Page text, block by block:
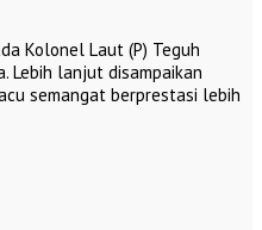
Kolonel Laut (P) Teguh
Lebih lanjut disampaikan
semangat berprestasi lebih